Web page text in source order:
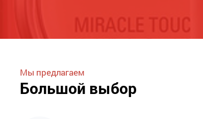
Мы предлагаем
Большой выбор